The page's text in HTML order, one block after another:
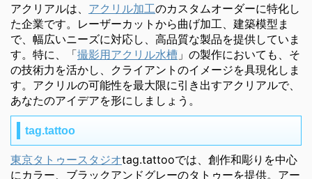
アクリアルは、 アクリル加工のカスタムオーダーに特化し
た企業です。レーザーカットから曲げ加工、建築模型ま
で、幅広いニーズに対応し、高品質な製品を提供していま
す。特に、「撮影用アクリル水槽 」の製作においても、そ
の技術力を活かし、クライアントのイメージを具現化しま
す。アクリルの可能性を最大限に引き出すアクリアルで、
あなたのアイデアを形にしましょう。
tag.tattoo
東京タトゥースタジオtag.tattooでは、創作和彫りを中心
にカラー、ブラックアンドグレーのタトゥーを提供。アー